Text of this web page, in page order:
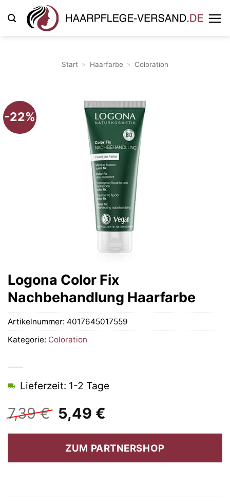
Inhalt
Start » Haarfarbe » Coloration
-22%
Logona Color Fix
Nachbehandlung Haarfarbe
7,39€ Ursprünglicher
Preis
war:
7,39 €
5,49 €
ist:
5,49 €.
Lieferzeit: 1-2 Tage
ZUM PARTNERSHOP
Artikelnummer: 4017645017559
Kategorie: Coloration